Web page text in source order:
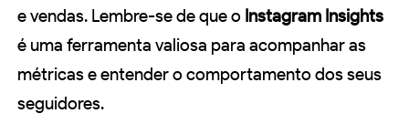
e vendas. Lembre-se de que o Instagram Insights
é uma ferramenta valiosa para acompanhar as
métricas e entender o comportamento dos seus
seguidores.